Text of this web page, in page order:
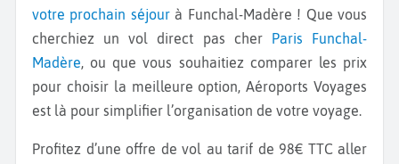
votre prochain séjourà Funchal-Madère ! Que vous
cherchiez un vol direct pas cher Paris
Funchal-
Madère, ou que vous souhaitiez comparer les prix
pour choisir la meilleure option, Aéroports Voyages
est là pour simplifier l’organisation de votre voyage.
Profitez d’une offre de vol au tarif de 98€ TTC aller